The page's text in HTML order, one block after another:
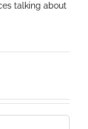
talking about